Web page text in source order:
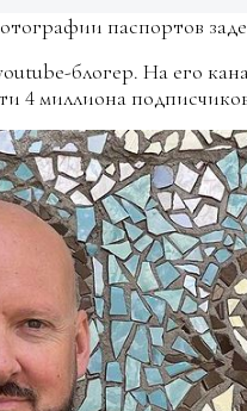
паспортов
блогер. На его
4 миллиона